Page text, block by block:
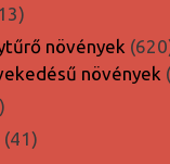
1313
termék
növények 620
növények
160
4141